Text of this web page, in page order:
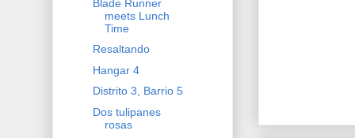
Blade Runner
meets Lunch
Time
Resaltando
Hangar 4
Distrito 3, Barrio 5
Dos tulipanes
rosas